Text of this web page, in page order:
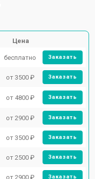
Цена
бесплатно Заказать
от 3500 ₽ Заказать
от 4800 ₽ Заказать
от 2900 ₽ Заказать
от 3500 ₽ Заказать
от 2500 ₽ Заказать
от 2900 ₽ Заказать